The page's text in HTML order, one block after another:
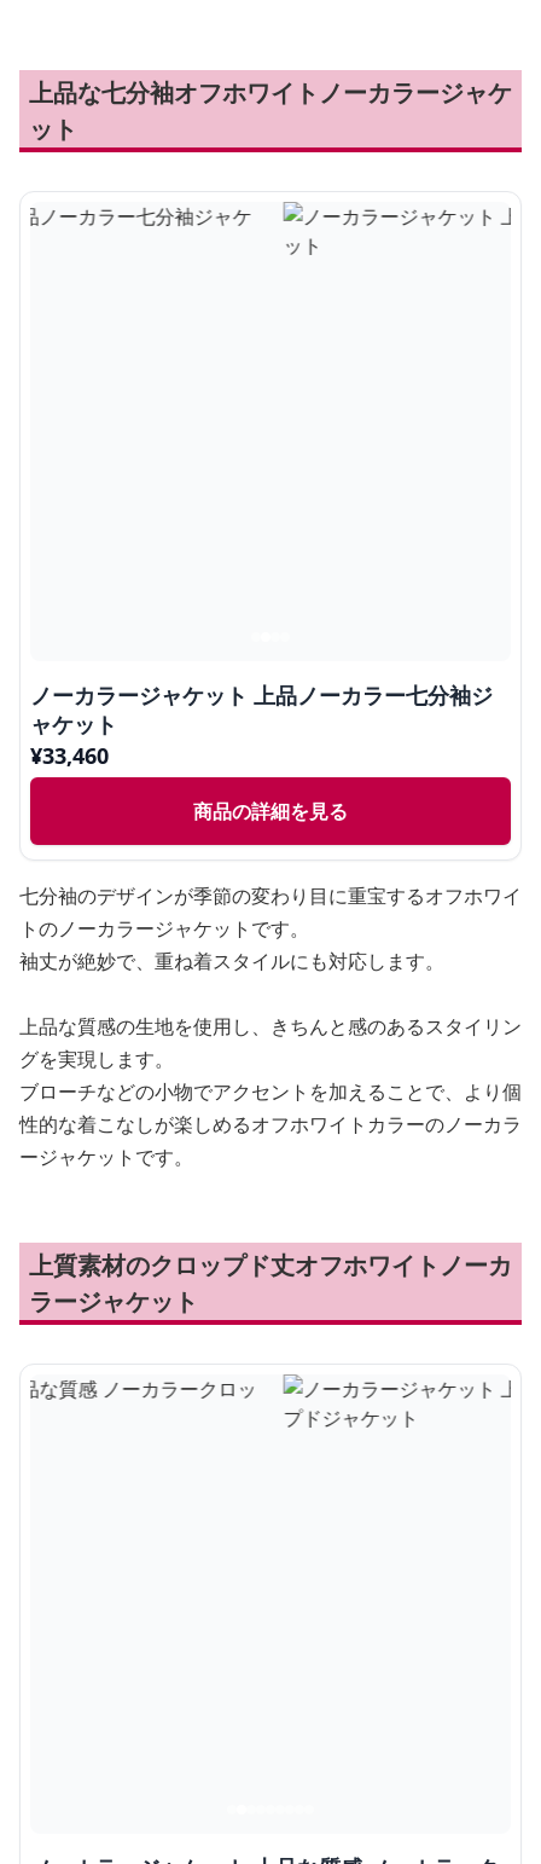
上品な七分袖オフホワイトノーカラージャケ
ット
ノーカラージャケット 上品ノーカラー七分袖ジ
ャケット
¥33,460
商品の詳細を見る
七分袖のデザインが季節の変わり目に重宝するオフホワイ
トのノーカラージャケットです。
袖丈が絶妙で、重ね着スタイルにも対応します。
上品な質感の生地を使用し、きちんと感のあるスタイリン
グを実現します。
ブローチなどの小物でアクセントを加えることで、より個
性的な着こなしが楽しめるオフホワイトカラーのノーカラ
ージャケットです。
上質素材のクロップド丈オフホワイトノーカ
ラージャケット